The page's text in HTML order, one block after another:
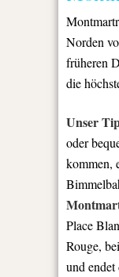
Norden
früheren
die
Unser
oder
kommen,
Place
Rouge,
und